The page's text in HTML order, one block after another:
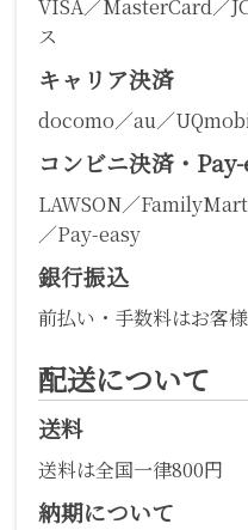
VISA／MasterCard／
ス
キャリア決済
docomo／au／
コンビニ決済・
LAWSON／
／Pay-easy
銀行振込
前払い・手数料はお客
配送について
送料
送料は全国一律800円
納期について